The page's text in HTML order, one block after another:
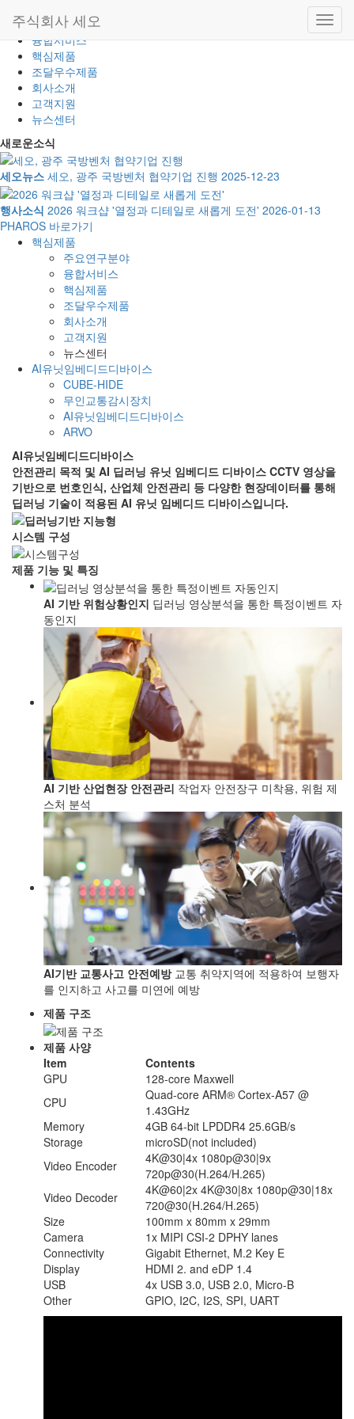
주식회사 세오
주요연구분야
융합서비스
핵심제품
조달우수제품
회사소개
고객지원
뉴스센터
새로운소식
세오뉴스 세오, 광주 국방벤처 협약기업 진행 2025-12-23
행사소식 2026 워크샵 '열정과 디테일로 새롭게 도전' 2026-01-13
PHAROS 바로가기
핵심제품
주요연구분야
융합서비스
핵심제품
조달우수제품
회사소개
고객지원
뉴스센터
AI유닛임베디드디바이스
CUBE-HIDE
무인교통감시장치
AI유닛임베디드디바이스
ARVO
AI유닛임베디드디바이스
안전관리 목적 및 AI 딥러닝 유닛 임베디드 디바이스 CCTV 영상을
기반으로 번호인식, 산업체 안전관리 등 다양한 현장데이터를 통해
딥러닝 기술이 적용된 AI 유닛 임베디드 디바이스입니다.
시스템 구성
제품 기능 및 특징
AI 기반 위험상황인지 딥러닝 영상분석을 통한 특정이벤트 자
동인지
AI 기반 산업현장 안전관리 작업자 안전장구 미착용, 위험 제
스처 분석
AI기반 교통사고 안전예방 교통 취약지역에 적용하여 보행자
를 인지하고 사고를 미연에 예방
제품 구조
제품 사양
Item
Contents
GPU
128-core Maxwell
CPU
Quad-core ARM® Cortex-A57 @
1.43GHz
Memory
4GB 64-bit LPDDR4 25.6GB/s
Storage
microSD(not included)
Video Encoder
4K@30|4x 1080p@30|9x
720p@30(H.264/H.265)
Video Decoder
4K@60|2x 4K@30|8x 1080p@30|18x
720@30(H.264/H.265)
Size
100mm x 80mm x 29mm
Camera
1x MIPI CSI-2 DPHY lanes
Connectivity
Gigabit Ethernet, M.2 Key E
Display
HDMI 2. and eDP 1.4
USB
4x USB 3.0, USB 2.0, Micro-B
Other
GPIO, I2C, I2S, SPI, UART